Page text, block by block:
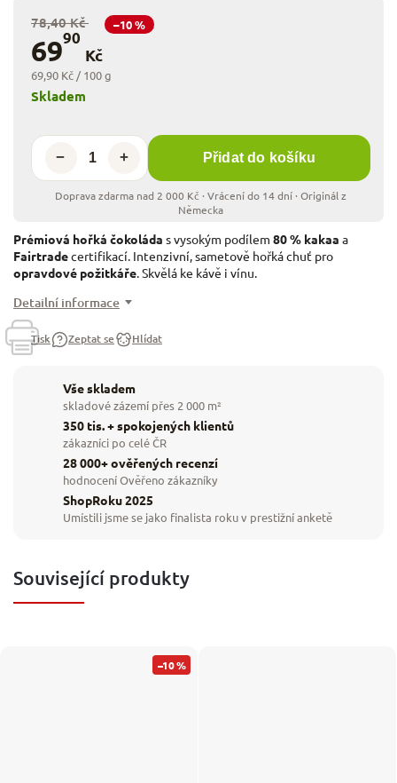
78,40 Kč –10 %
6990
Kč
69,90 Kč / 100 g
+
− Přidat do košíku
Skladem
Prémiová hořká čokoláda s vysokým podílem 80 % kakaa a
Fairtradecertifikací. Intenzivní, sametově hořká chuť pro
opravdové požitkáře. Skvělá ke kávě i vínu.
Detailní informace
Tisk Zeptat se Hlídat
Vše skladem
skladové zázemí přes 2 000 m²
350 tis. + spokojených klientů
zákazníci po celé ČR
28 000+ ověřených recenzí
hodnocení Ověřeno zákazníky
ShopRoku 2025
Umístili jsme se jako finalista roku v prestižní anketě
Související produkty
–10 %